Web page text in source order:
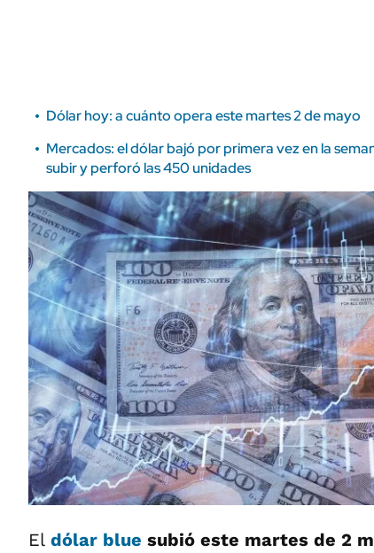
Dólar hoy: a cuánto opera este martes 2 de mayo
Mercados: el dólar bajó por primera vez en la
subir y perforó las 450 unidades
El dólar blue subió este martes de 2